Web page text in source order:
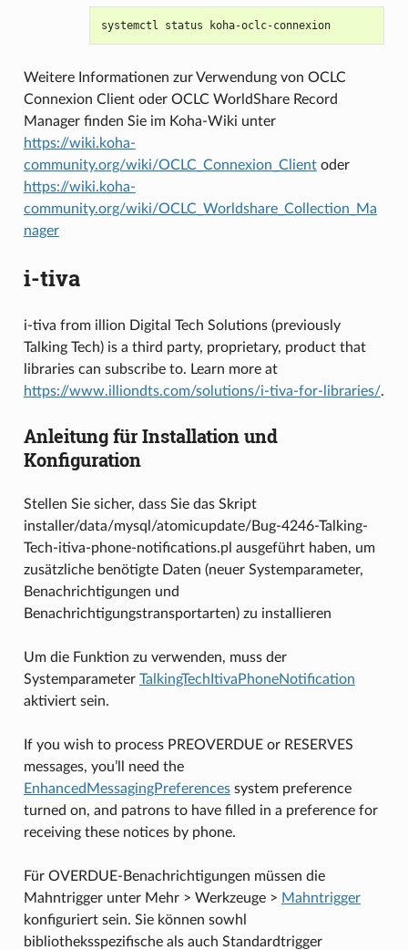
systemctl status koha-oclc-connexion
Weitere Informationen zur Verwendung von OCLC
Connexion Client oder OCLC WorldShare Record
Manager finden Sie im Koha-Wiki unter
https://wiki.koha-
community.org/wiki/OCLC_Connexion_Clientoder
https://wiki.koha-
community.org/wiki/OCLC_Worldshare_Collection_Ma
nager
i-tiva
i-tiva from illion Digital Tech Solutions (previously
Talking Tech) is a third party, proprietary, product that
libraries can subscribe to. Learn more at
https://www.illiondts.com/solutions/i-tiva-for-libraries/.
Anleitung für Installation und
Konfiguration
Stellen Sie sicher, dass Sie das Skript
installer/data/mysql/atomicupdate/Bug-4246-Talking-
Tech-itiva-phone-notifications.pl ausgeführt haben, um
zusätzliche benötigte Daten (neuer Systemparameter,
Benachrichtigungen und
Benachrichtigungstransportarten) zu installieren
Um die Funktion zu verwenden, muss der
Systemparameter TalkingTechItivaPhoneNotification
aktiviert sein.
If you wish to process PREOVERDUE or RESERVES
messages, you’ll need the
EnhancedMessagingPreferencessystem preference
turned on, and patrons to have filled in a preference for
receiving these notices by phone.
Für OVERDUE-Benachrichtigungen müssen die
Mahntrigger unter Mehr > Werkzeuge > Mahntrigger
konfiguriert sein. Sie können sowhl
bibliotheksspezifische als auch Standardtrigger